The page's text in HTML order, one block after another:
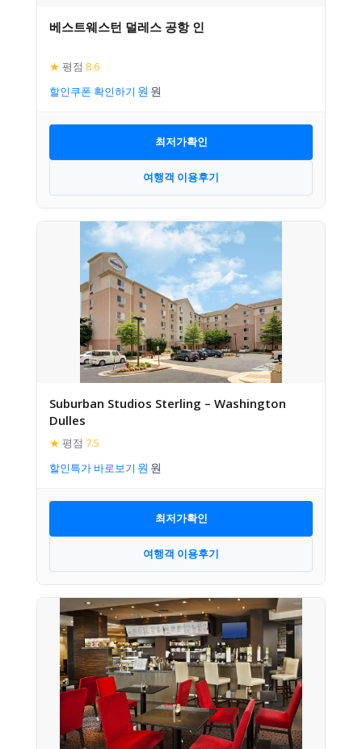
베스트웨스턴 덜레스 공항 인
★ 평점 8.6
할인쿠폰 확인하기
최저가확인
여행객 이용후기
Suburban Studios Sterling – Washington
Dulles
★ 평점 7.5
할인특가 바로보기
최저가확인
여행객 이용후기